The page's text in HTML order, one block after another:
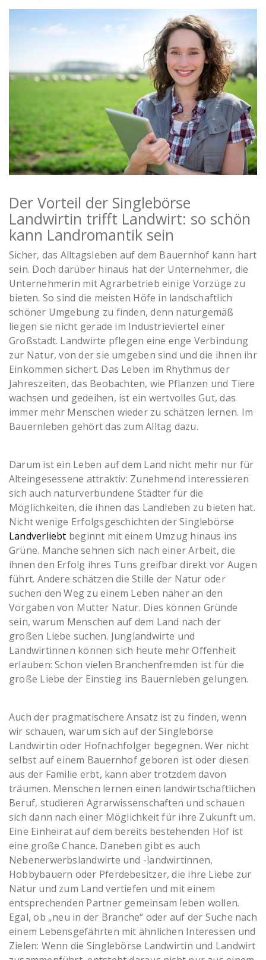
Der Vorteil der Singlebörse
Landwirtin trifft Landwirt: so schön
kann Landromantik sein
Sicher, das Alltagsleben auf dem Bauernhof kann hart
sein. Doch darüber hinaus hat der Unternehmer, die
Unternehmerin mit Agrarbetrieb einige Vorzüge zu
bieten. So sind die meisten Höfe in landschaftlich
schöner Umgebung zu finden, denn naturgemäß
liegen sie nicht gerade im Industrieviertel einer
Großstadt. Landwirte pflegen eine enge Verbindung
zur Natur, von der sie umgeben sind und die ihnen ihr
Einkommen sichert. Das Leben im Rhythmus der
Jahreszeiten, das Beobachten, wie Pflanzen und Tiere
wachsen und gedeihen, ist ein wertvolles Gut, das
immer mehr Menschen wieder zu schätzen lernen. Im
Bauernleben gehört das zum Alltag dazu.
Darum ist ein Leben auf dem Land nicht mehr nur für
Alteingesessene attraktiv: Zunehmend interessieren
sich auch naturverbundene Städter für die
Möglichkeiten, die ihnen das Landleben zu bieten hat.
Nicht wenige Erfolgsgeschichten der Singlebörse
Landverliebt beginnt mit einem Umzug hinaus ins
Grüne. Manche sehnen sich nach einer Arbeit, die
ihnen den Erfolg ihres Tuns greifbar direkt vor Augen
führt. Andere schätzen die Stille der Natur oder
suchen den Weg zu einem Leben näher an den
Vorgaben von Mutter Natur. Dies können Gründe
sein, warum Menschen auf dem Land nach der
großen Liebe suchen. Junglandwirte und
Landwirtinnen können sich heute mehr Offenheit
erlauben: Schon vielen Branchenfremden ist für die
große Liebe der Einstieg ins Bauernleben gelungen.
Auch der pragmatischere Ansatz ist zu finden, wenn
wir schauen, warum sich auf der Singlebörse
Landwirtin oder Hofnachfolger begegnen. Wer nicht
selbst auf einem Bauernhof geboren ist oder diesen
aus der Familie erbt, kann aber trotzdem davon
träumen. Menschen lernen einen landwirtschaftlichen
Beruf, studieren Agrarwissenschaften und schauen
sich dann nach einer Möglichkeit für ihre Zukunft um.
Eine Einheirat auf dem bereits bestehenden Hof ist
eine große Chance. Daneben gibt es auch
Nebenerwerbslandwirte und -landwirtinnen,
Hobbybauern oder Pferdebesitzer, die ihre Liebe zur
Natur und zum Land vertiefen und mit einem
entsprechenden Partner gemeinsam leben wollen.
Egal, ob „neu in der Branche“ oder auf der Suche nach
einem Lebensgefährten mit ähnlichen Interessen und
Zielen: Wenn die Singlebörse Landwirtin und Landwirt